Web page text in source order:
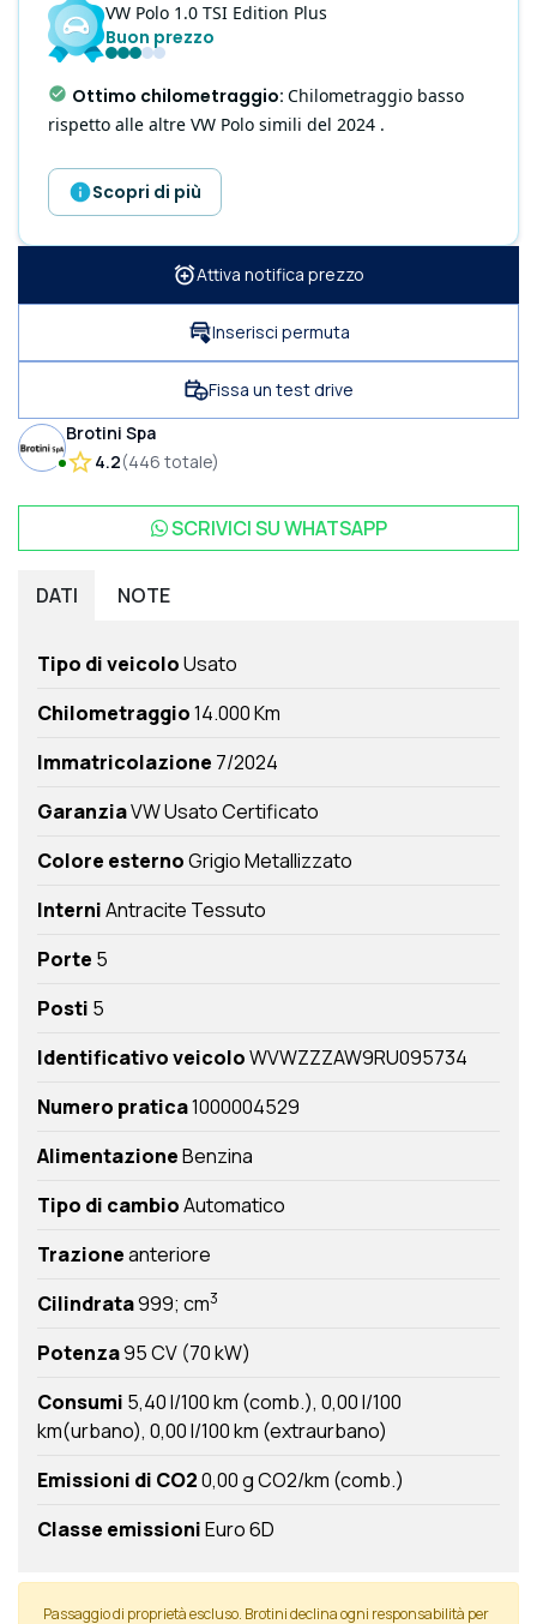
VW Polo 1.0 TSI Edition Plus
Buon prezzo
Ottimo chilometraggio: Chilometraggio basso
rispetto alle altre VW Polo simili del 2024 .
Scopri di più
Attiva notifica prezzo
Inserisci permuta
Fissa un test drive
Brotini Spa
4.2(446 totale)
SCRIVICI SUWHATSAPP
DATI NOTE
Tipo di veicoloUsato
Chilometraggio14.000 Km
Immatricolazione 7/2024
GaranziaVW Usato Certificato
Colore esternoGrigio Metallizzato
InterniAntracite Tessuto
Porte 5
Posti 5
Identificativo veicoloWVWZZZAW9RU095734
Numero pratica1000004529
AlimentazioneBenzina
Tipo di cambioAutomatico
Trazioneanteriore
Cilindrata999; cm3
Potenza95 CV (70 kW)
Consumi 5,40 l/100 km (comb.) 0,00 l/100
km(urbano) 0,00 l/100 km (extraurbano)
Emissioni di CO20,00 g CO2/km (comb.)
Classe emissioniEuro 6D
Passaggio di proprietà escluso. Brotini declina ogni responsabilità per